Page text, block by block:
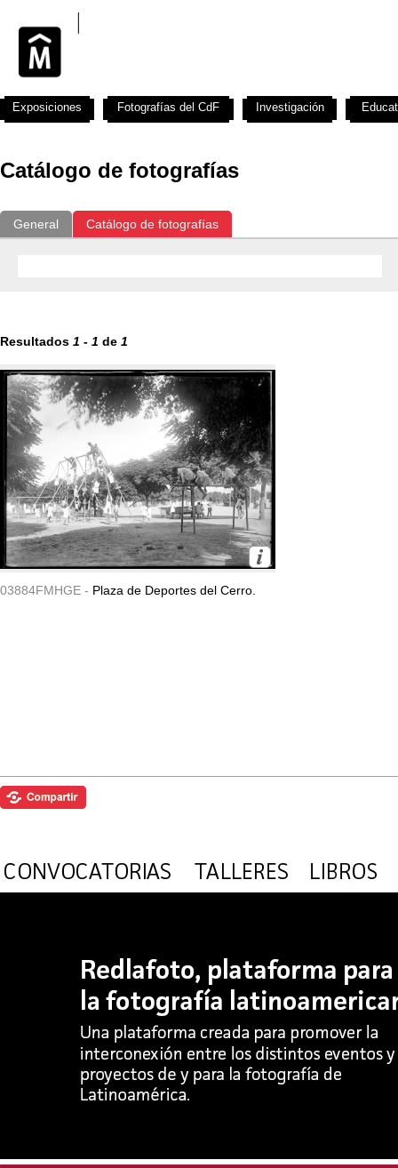
Catálogo de fotografías
General Catálogo de fotografías
Resultados 1 - 1 de 1
03884FMHGE - Plaza de Deportes del Cerro.
Exposiciones Fotografías del CdF Investigación